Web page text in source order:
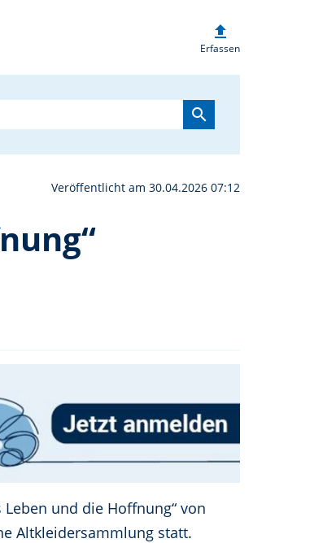
„für Leben
upload
Erfassen
search
Veröffentlicht am 30.04.2026 07:12
und die Hoffnung“ von
Altkleidersammlung statt.